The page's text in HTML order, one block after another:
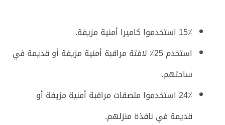
15٪ استخدموا كاميرا أمنية مزيفة.
استخدم 25٪ لافتة مراقبة أمنية مزيفة أو قديمة في
ساحتهم.
24٪ استخدموا ملصقات مراقبة أمنية مزيفة أو
قديمة في نافذة منزلهم.